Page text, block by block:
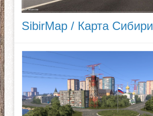
SibirMap / Карта Сибири